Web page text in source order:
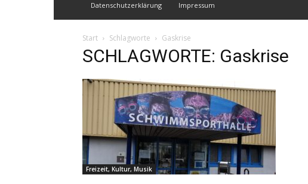
Datenschutzerklärung Impressum
Start Schlagworte Gaskrise
SCHLAGWORTE: Gaskrise
Freizeit, Kultur, Musik